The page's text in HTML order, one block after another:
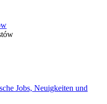
Jobs, Neuigkeiten und